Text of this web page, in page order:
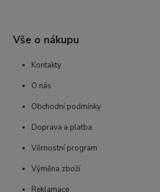
Vše o nákupu
Kontakty
O nás
Obchodní podmínky
Doprava a platba
Věrnostní program
Výměna zboží
Reklamace